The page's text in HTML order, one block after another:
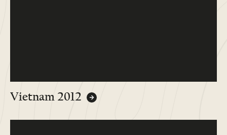
Vietnam 2012